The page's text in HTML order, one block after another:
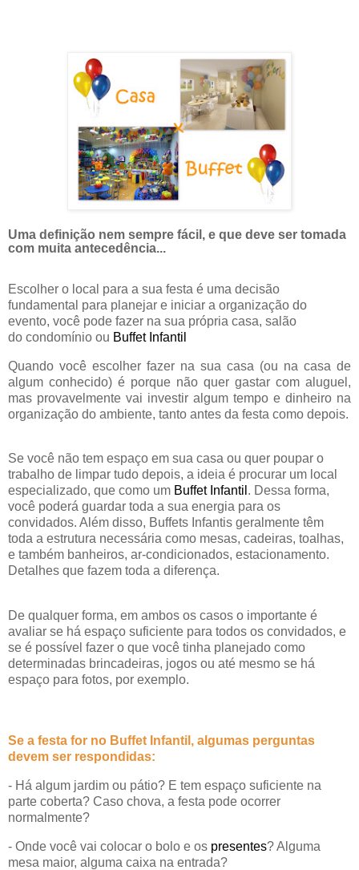
Uma definição nem sempre fácil, e que deve ser tomada
com muita antecedência...
Escolher o local para a sua festa é uma decisão
fundamental para planejar e iniciar a organização do
evento, você pode fazer na sua própria casa, salão
do condomínio ou Buffet Infantil
Quando você escolher fazer na sua casa (ou na casa de
algum conhecido) é porque não quer gastar com aluguel,
mas provavelmente vai investir algum tempo e dinheiro na
organização do ambiente, tanto antes da festa como depois.
Se você não tem espaço em sua casa ou quer poupar o
trabalho de limpar tudo depois, a ideia é procurar um local
especializado, que como um Buffet Infantil . Dessa forma,
você poderá guardar toda a sua energia para os
convidados. Além disso, Buffets Infantis geralmente têm
toda a estrutura necessária como mesas, cadeiras, toalhas,
e também banheiros, ar-condicionados, estacionamento.
Detalhes que fazem toda a diferença.
De qualquer forma, em ambos os casos o importante é
avaliar se há espaço suficiente para todos os convidados, e
se é possível fazer o que você tinha planejado como
determinadas brincadeiras, jogos ou até mesmo se há
espaço para fotos, por exemplo.
Se a festa for no Buffet Infantil , algumas perguntas
devem ser respondidas:
- Há algum jardim ou pátio? E tem espaço suficiente na
parte coberta? Caso chova, a festa pode ocorrer
normalmente?
- Onde você vai colocar o bolo e os presentes? Alguma
mesa maior, alguma caixa na entrada?